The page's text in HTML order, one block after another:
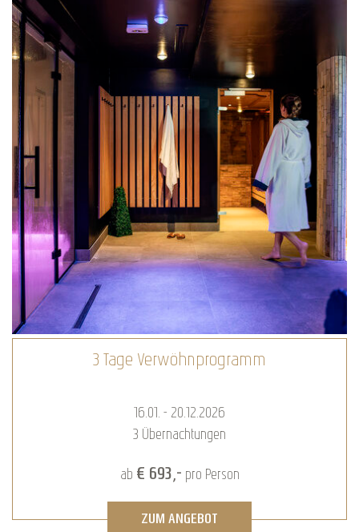
3 Tage Verwöhnprogramm
16.01. - 20.12.2026
3 Übernachtungen
ab € 693,- pro Person
ZUM ANGEBOT